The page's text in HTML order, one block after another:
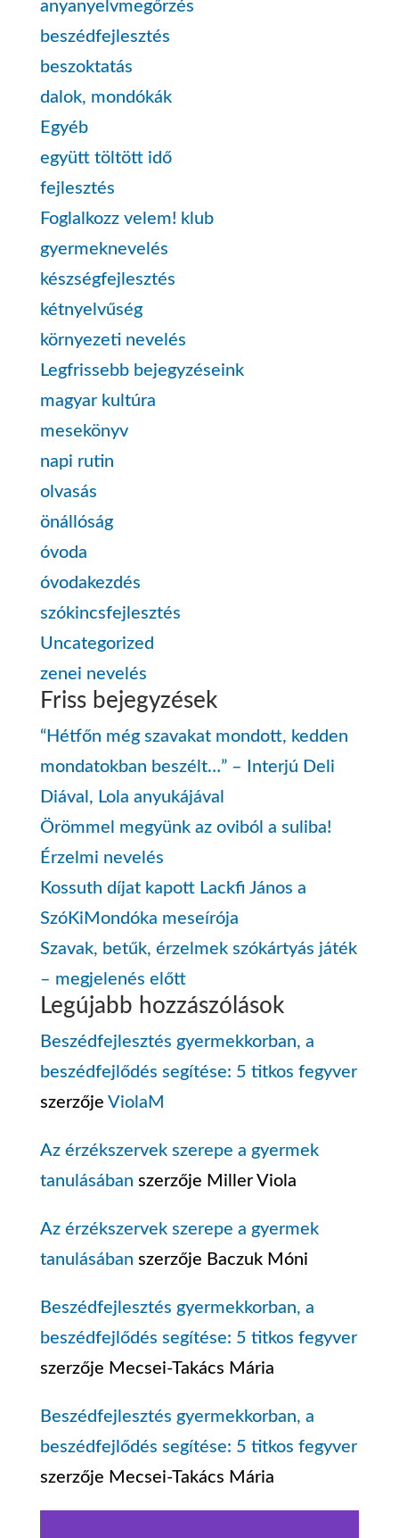
anyanyelvmegőrzés
beszédfejlesztés
beszoktatás
dalok, mondókák
Egyéb
együtt töltött idő
fejlesztés
Foglalkozz velem! klub
gyermeknevelés
készségfejlesztés
kétnyelvűség
környezeti nevelés
Legfrissebb bejegyzéseink
magyar kultúra
mesekönyv
napi rutin
olvasás
önállóság
óvoda
óvodakezdés
szókincsfejlesztés
Uncategorized
zenei nevelés
Friss bejegyzések
“Hétfőn még szavakat mondott, kedden
mondatokban beszélt…” – Interjú Deli
Diával, Lola anyukájával
Örömmel megyünk az oviból a suliba!
Érzelmi nevelés
Kossuth díjat kapott Lackfi János a
SzóKiMondóka meseírója
Szavak, betűk, érzelmek szókártyás játék
– megjelenés előtt
Legújabb hozzászólások
Beszédfejlesztés gyermekkorban, a
beszédfejlődés segítése: 5 titkos fegyver
szerzője ViolaM
Az érzékszervek szerepe a gyermek
tanulásában szerzője Miller Viola
Az érzékszervek szerepe a gyermek
tanulásában szerzője Baczuk Móni
Beszédfejlesztés gyermekkorban, a
beszédfejlődés segítése: 5 titkos fegyver
szerzője Mecsei-Takács Mária
Beszédfejlesztés gyermekkorban, a
beszédfejlődés segítése: 5 titkos fegyver
szerzője Mecsei-Takács Mária